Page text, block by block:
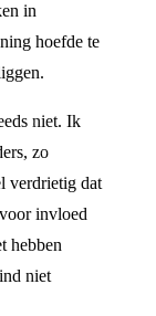
in
hoefde te
niet. Ik
zo
verdrietig dat
invloed
hebben
niet